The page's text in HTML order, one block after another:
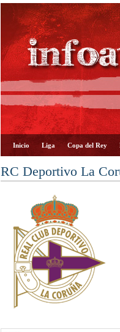
Inicio Liga Copa del Rey
RC Deportivo La